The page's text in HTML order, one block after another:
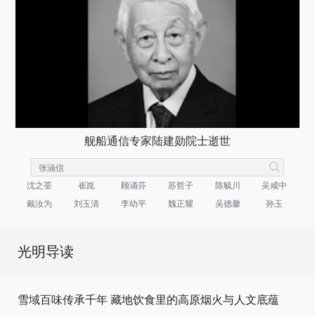
舰船通信专家陆建勋院士逝世
沈之荃 崔崑 顾诵芬 苏哲子 陈毓川
吴咸中
戴汝为
刘玉清 李幼平 魏正耀 吴德馨 孙玉
光明导读
雪域百味传承千年 藏地饮食里的高原烟火与人文底蕴